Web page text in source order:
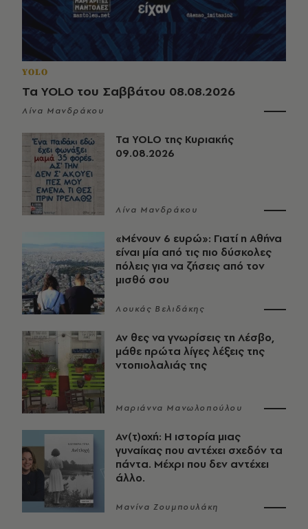
YOLO
Τα YOLO του Σαββάτου 08.08.2026
Λίνα Μανδράκου
Τα YOLO της Κυριακής
09.08.2026
Λίνα Μανδράκου
«Μένουν 6 ευρώ»: Γιατί η Αθήνα
είναι μία από τις πιο δύσκολες
πόλεις για να ζήσεις από τον
μισθό σου
Λουκάς Βελιδάκης
Αν θες να γνωρίσεις τη Λέσβο,
μάθε πρώτα λίγες λέξεις της
ντοπιολαλιάς της
Μαριάννα Μανωλοπούλου
Αν(τ)οχή: Η ιστορία μιας
γυναίκας που αντέχει σχεδόν τα
πάντα. Μέχρι που δεν αντέχει
άλλο.
Μανίνα Ζουμπουλάκη